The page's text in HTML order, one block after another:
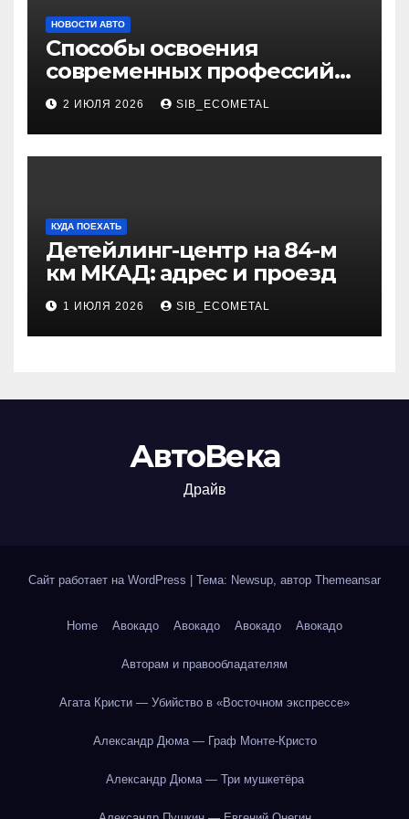
НОВОСТИ АВТО
Способы освоения
современных профессий
через онлайн-курсы
2 ИЮЛЯ 2026 SIB_ECOMETAL
КУДА ПОЕХАТЬ
Детейлинг-центр на 84-м
км МКАД: адрес и проезд
1 ИЮЛЯ 2026 SIB_ECOMETAL
АвтоВека
Драйв
Сайт работает на WordPress Тема: Newsup, автор Themeansar
Home Авокадо Авокадо Авокадо Авокадо
Авторам и правообладателям
Агата Кристи — Убийство в «Восточном экспрессе»
Александр Дюма — Граф Монте-Кристо
Александр Дюма — Три мушкетёра